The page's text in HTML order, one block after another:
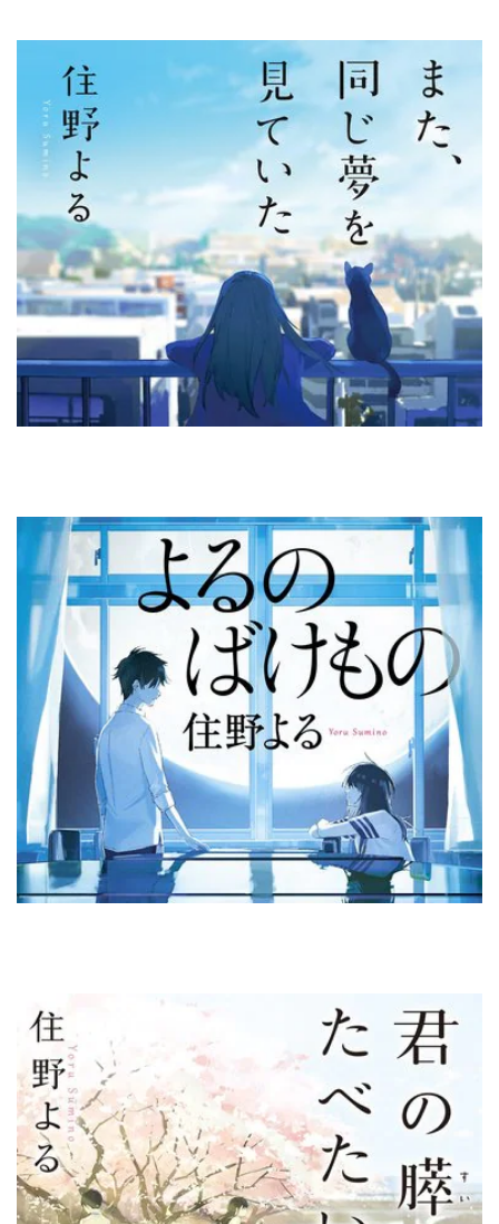
住野よる『また、同じ夢を見ていた』
住野よる『よるのばけもの』
住野よる『君の膵臓をたべたい』
ランキング
週間 月間
1 試し読み